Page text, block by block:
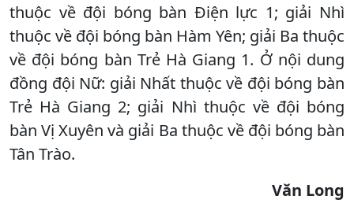
thuộc về đội bóng bàn Điện lực 1; giải Nhì
thuộc về đội bóng bàn Hàm Yên; giải Ba thuộc
về đội bóng bàn Trẻ Hà Giang 1. Ở nội dung
đồng đội Nữ: giải Nhất thuộc về đội bóng bàn
Trẻ Hà Giang 2; giải Nhì thuộc về đội bóng
bàn Vị Xuyên và giải Ba thuộc về đội bóng bàn
Tân Trào.
Văn Long